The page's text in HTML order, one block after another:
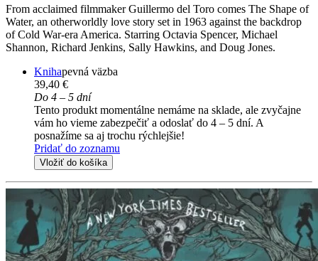
From acclaimed filmmaker Guillermo del Toro comes The Shape of
Water, an otherworldly love story set in 1963 against the backdrop
of Cold War-era America. Starring Octavia Spencer, Michael
Shannon, Richard Jenkins, Sally Hawkins, and Doug Jones.
Knihapevná väzba
39,40 €
Do 4 – 5 dní
Tento produkt momentálne nemáme na sklade, ale zvyčajne
vám ho vieme zabezpečiť a odoslať do 4 – 5 dní. A
posnažíme sa aj trochu rýchlejšie!
Pridať do zoznamu
Vložiť do košíka